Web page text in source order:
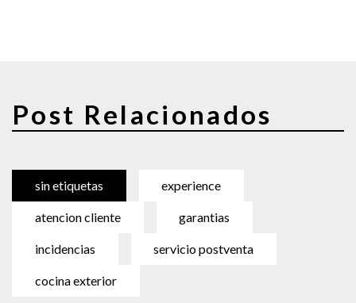
Post Relacionados
sin etiquetas experience
atencion cliente garantias
incidencias servicio postventa
cocina exterior